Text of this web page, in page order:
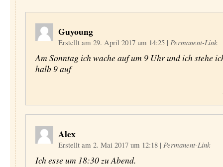
Guyoung
Erstellt am 29. April 2017 um 14:25 | Permanent-Link
Am Sonntag ich wache auf um 9 Uhr und ich stehe
halb 9 auf
Alex
Erstellt am 2. Mai 2017 um 12:18 | Permanent-Link
Ich esse um 18:30 zu Abend.